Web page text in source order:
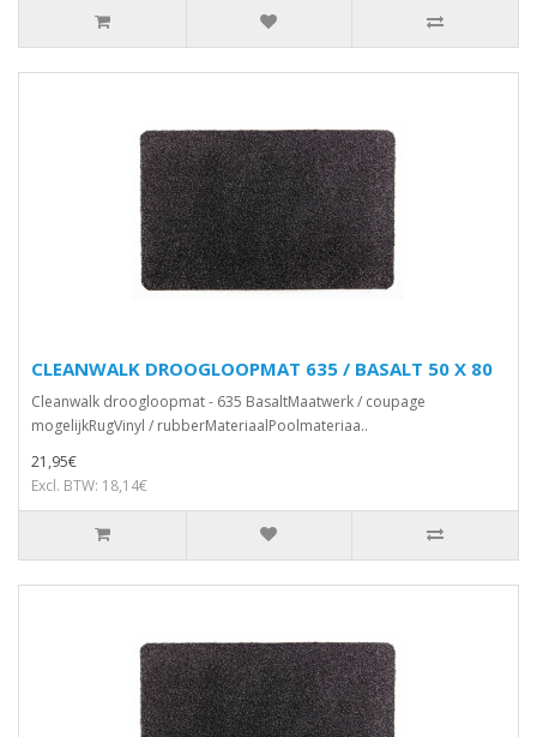
CLEANWALK DROOGLOOPMAT 635 / BASALT 50 X 80
Cleanwalk droogloopmat - 635 BasaltMaatwerk / coupage
mogelijkRugVinyl / rubberMateriaalPoolmateriaa..
21,95€
Excl. BTW: 18,14€